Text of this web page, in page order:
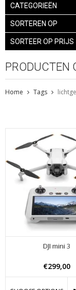
CATEGORIEËN
SORTEREN OP
SORTEER OP PRIJS
PRODUCTEN
Home Tags
DJI mini 3
€299,00